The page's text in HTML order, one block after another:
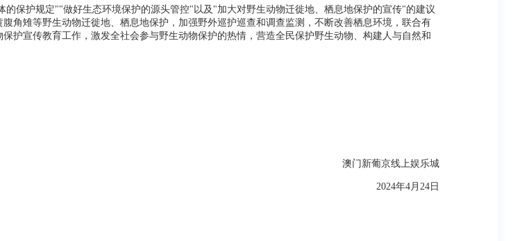
保护规定""做好生态环境保护的源头管控"以及"加大对野生动物迁徙地、栖息地保护的宣传"的建议
角雉等野生动物迁徙地、栖息地保护，加强野外巡护巡查和调查监测，不断改善栖息环境，联合有
护宣传教育工作，激发全社会参与野生动物保护的热情，营造全民保护野生动物、构建人与自然和
澳门新葡京线上娱乐城
2024年4月24日